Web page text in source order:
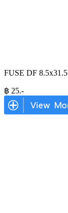
FUSE DF
฿ 25.-